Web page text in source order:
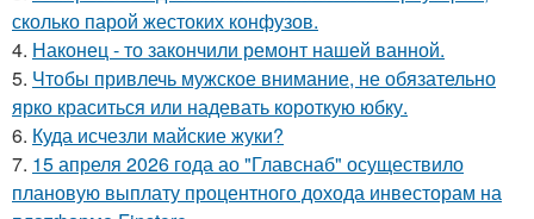
сколько парой жестоких конфузов.
4. Наконец - то закончили ремонт нашей ванной.
5. Чтобы привлечь мужское внимание, не обязательно
ярко краситься или надевать короткую юбку.
6. Куда исчезли майские жуки?
7. 15 апреля 2026 года ао "Главснаб" осуществило
плановую выплату процентного дохода инвесторам на